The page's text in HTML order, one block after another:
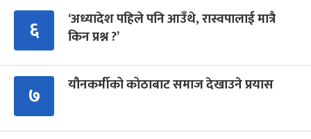
६
‘अध्यादेश पहिले पनि आउँथे, रास्वपालाई मात्रै
किन प्रश्न ?’
७ यौनकर्मीको कोठाबाट समाज देखाउने प्रयास